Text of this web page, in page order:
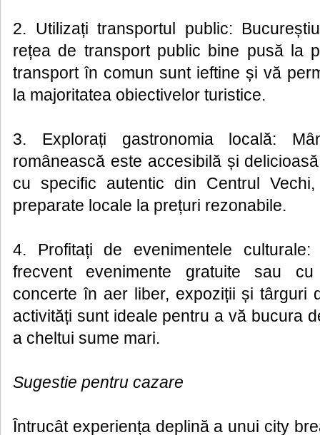
2. Utilizați transportul public:
rețea de transport public bine pusă la
transport în comun sunt ieftine și vă
la majoritatea obiectivelor turistice.
3. Explorați gastronomia locală:
românească este accesibilă și
cu specific autentic din Centrul
preparate locale la prețuri rezonabile.
4. Profitați de evenimentele culturale:
frecvent evenimente gratuite sau
concerte în aer liber, expoziții și târguri
activități sunt ideale pentru a vă bucura
a cheltui sume mari.
Sugestie pentru cazare
Întrucât experiența deplină a unui city